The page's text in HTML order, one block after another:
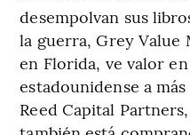
desempolvan sus
la guerra, Grey Value
en Florida, ve valor
estadounidense a
Reed Capital